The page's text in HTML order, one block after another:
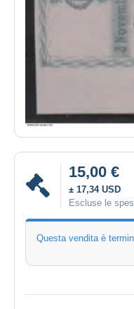
15,00 €
± 17,34 USD
Escluse le
Questa vendita è